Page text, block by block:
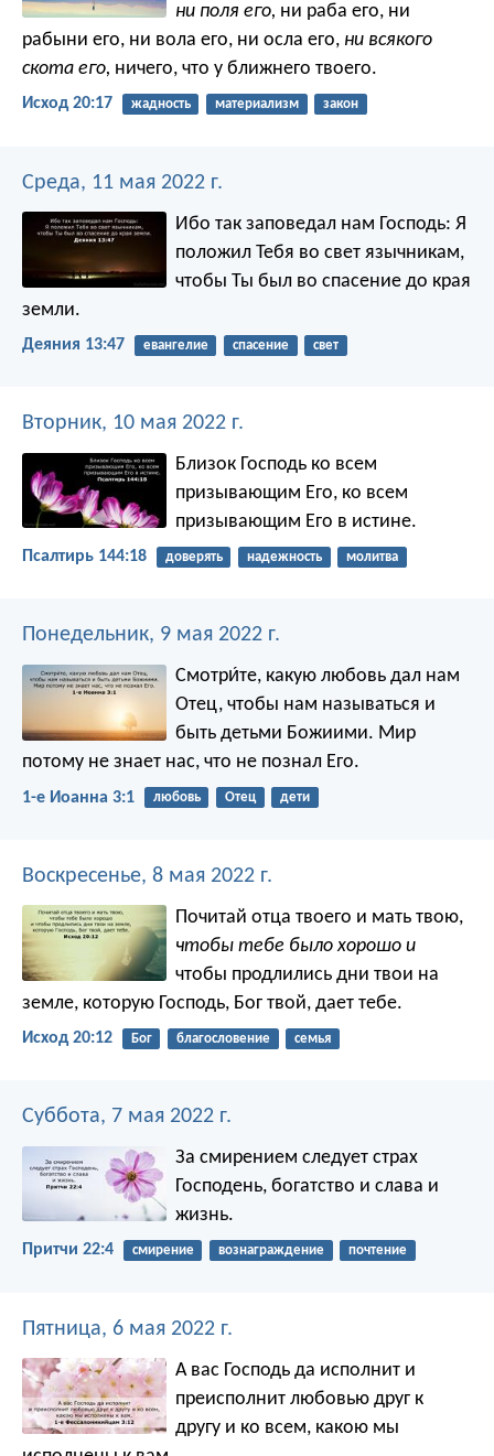
ни поля его, ни раба его, ни
рабыни его, ни вола его, ни осла его, ни всякого
скота его, ничего, что у ближнего твоего.
Исход 20:17 жадность материализм закон
Среда, 11 мая 2022 г.
Ибо так заповедал нам Господь: Я
положил Тебя во свет язычникам,
чтобы Ты был во спасение до края
земли.
Деяния 13:47 евангелие спасение свет
Вторник, 10 мая 2022 г.
Близок Господь ко всем
призывающим Его, ко всем
призывающим Его в истине.
Псалтирь 144:18 доверять надежность молитва
Понедельник, 9 мая 2022 г.
Смотри́те, какую любовь дал нам
Отец, чтобы нам называться и
быть детьми Божиими. Мир
потому не знает нас, что не познал Его.
1-е Иоанна 3:1 любовь Отец дети
Воскресенье, 8 мая 2022 г.
Почитай отца твоего и мать твою,
чтобы тебе было хорошо и
чтобы продлились дни твои на
земле, которую Господь, Бог твой, дает тебе.
Исход 20:12 Бог благословение семья
Суббота, 7 мая 2022 г.
За смирением следует страх
Господень, богатство и слава и
жизнь.
Притчи 22:4 смирение вознаграждение почтение
Пятница, 6 мая 2022 г.
А вас Господь да исполнит и
преисполнит любовью друг к
другу и ко всем, какою мы